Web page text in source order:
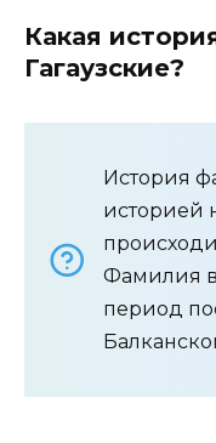
Какая
Гагаузские?
История
историей
Фамилия
период